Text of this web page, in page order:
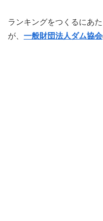
ランキングをつくるにあ
が、 一般財団法人ダム協会